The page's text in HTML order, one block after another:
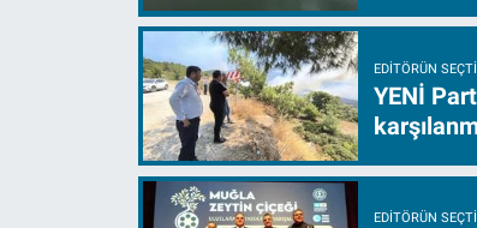
EDITÖRÜN
YENİ
EDITÖRÜN